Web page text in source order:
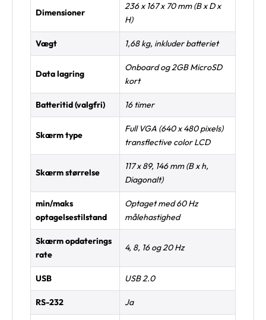
Dimensioner
236 x 167 x 70 mm (B x D x
H)
Vægt 1,68 kg, inkluder batteriet
Data lagring
Onboard og 2GB MicroSD
kort
Batteritid (valgfri) 16 timer
Skærm type
Full VGA (640 x 480 pixels)
transflective color LCD
Skærm størrelse
117 x 89, 146 mm (B x h,
Diagonalt)
min/maks
optagelsestilstand
Optaget med 60 Hz
målehastighed
Skærm opdaterings
rate
4, 8, 16 og 20 Hz
USB USB 2.0
RS-232 Ja